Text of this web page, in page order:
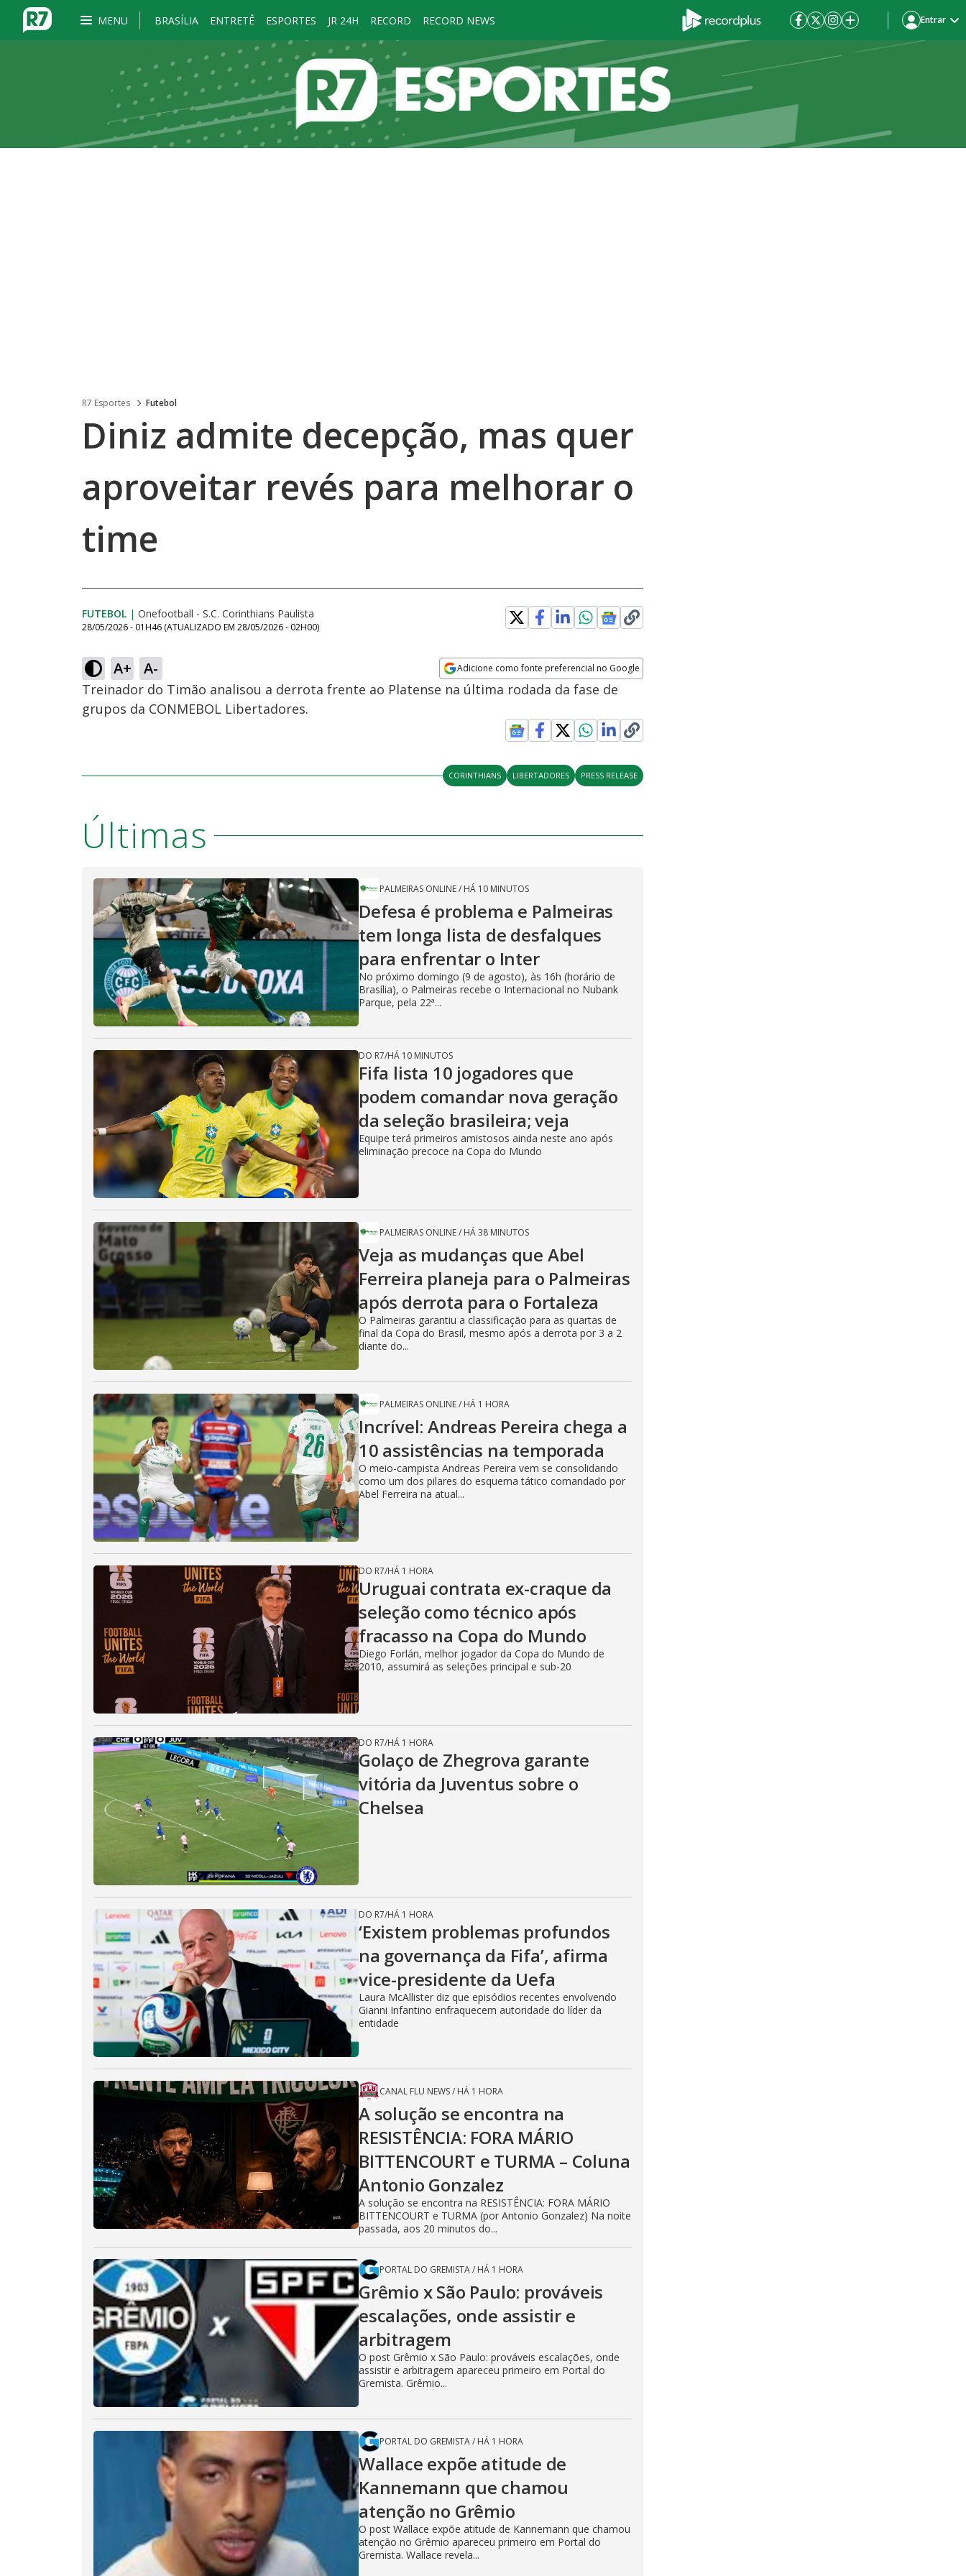
MENU BRASÍLIA ENTRETÊ ESPORTES JR 24H RECORD RECORD NEWS Entrar
R7 Esportes Futebol
Diniz admite decepção, mas quer
aproveitar revés para melhorar o
time
FUTEBOL | Onefootball - S.C. Corinthians Paulista
28/05/2026 - 01H46 (ATUALIZADO EM 28/05/2026 - 02H00)
A+ A- Adicione como fonte preferencial no Google
Opens in new window
Treinador do Timão analisou a derrota frente ao Platense na última rodada da fase de
grupos da CONMEBOL Libertadores.
CORINTHIANS LIBERTADORES PRESS RELEASE
Últimas
PALMEIRAS ONLINE/ HÁ 10 MINUTOS
Defesa é problema e Palmeiras
tem longa lista de desfalques
para enfrentar o Inter
No próximo domingo (9 de agosto), às 16h (horário de
Brasília), o Palmeiras recebe o Internacional no Nubank
Parque, pela 22ª...
DO R7/HÁ 10 MINUTOS
Fifa lista 10 jogadores que
podem comandar nova geração
da seleção brasileira; veja
Equipe terá primeiros amistosos ainda neste ano após
eliminação precoce na Copa do Mundo
PALMEIRAS ONLINE/ HÁ 38 MINUTOS
Veja as mudanças que Abel
Ferreira planeja para o Palmeiras
após derrota para o Fortaleza
O Palmeiras garantiu a classificação para as quartas de
final da Copa do Brasil, mesmo após a derrota por 3 a 2
diante do...
PALMEIRAS ONLINE/ HÁ 1 HORA
Incrível: Andreas Pereira chega a
10 assistências na temporada
O meio-campista Andreas Pereira vem se consolidando
como um dos pilares do esquema tático comandado por
Abel Ferreira na atual...
DO R7/HÁ 1 HORA
Uruguai contrata ex-craque da
seleção como técnico após
fracasso na Copa do Mundo
Diego Forlán, melhor jogador da Copa do Mundo de
2010, assumirá as seleções principal e sub-20
DO R7/HÁ 1 HORA
Golaço de Zhegrova garante
vitória da Juventus sobre o
Chelsea
DO R7/HÁ 1 HORA
‘Existem problemas profundos
na governança da Fifa’, afirma
vice-presidente da Uefa
Laura McAllister diz que episódios recentes envolvendo
Gianni Infantino enfraquecem autoridade do líder da
entidade
CANAL FLU NEWS/ HÁ 1 HORA
A solução se encontra na
RESISTÊNCIA: FORA MÁRIO
BITTENCOURT e TURMA – Coluna
Antonio Gonzalez
A solução se encontra na RESISTÊNCIA: FORA MÁRIO
BITTENCOURT e TURMA (por Antonio Gonzalez) Na noite
passada, aos 20 minutos do...
PORTAL DO GREMISTA/ HÁ 1 HORA
Grêmio x São Paulo: prováveis
escalações, onde assistir e
arbitragem
O post Grêmio x São Paulo: prováveis escalações, onde
assistir e arbitragem apareceu primeiro em Portal do
Gremista. Grêmio...
PORTAL DO GREMISTA/ HÁ 1 HORA
Wallace expõe atitude de
Kannemann que chamou
atenção no Grêmio
O post Wallace expõe atitude de Kannemann que chamou
atenção no Grêmio apareceu primeiro em Portal do
Gremista. Wallace revela...